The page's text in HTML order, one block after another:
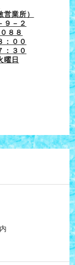
業所）
９－２
８８
：００
３０
曜日